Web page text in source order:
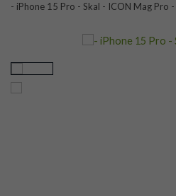
- iPhone 15 Pro - Skal - ICON Mag Pro -